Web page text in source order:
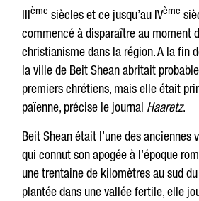
IIIème siècles et ce jusqu’au IVème
commencé à disparaître au moment
christianisme dans la région. A la fin
la ville de Beit Shean abritait
premiers chrétiens, mais elle était
païenne, précise le journal Haaretz.
Beit Shean était l’une des anciennes
qui connut son apogée à l’époque
une trentaine de kilomètres au sud
plantée dans une vallée fertile, elle